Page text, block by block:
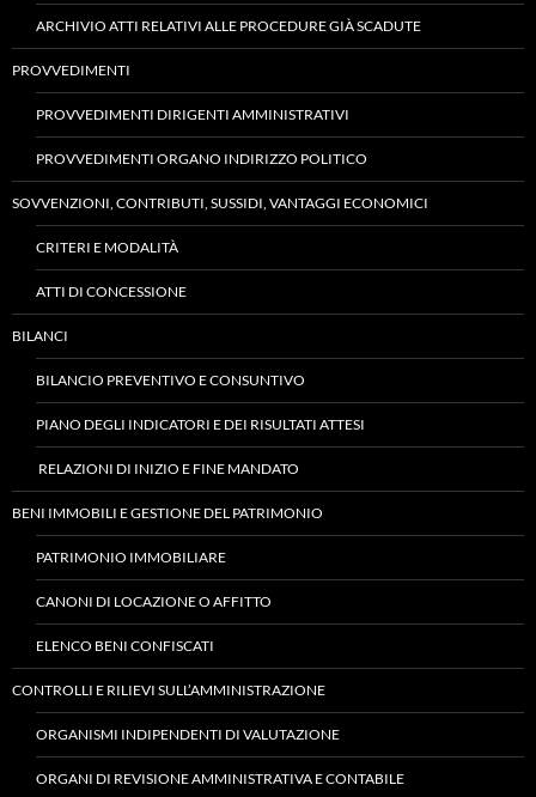
ARCHIVIO ATTI RELATIVI ALLE PROCEDURE GIÀ SCADUTE
PROVVEDIMENTI
PROVVEDIMENTI DIRIGENTI AMMINISTRATIVI
PROVVEDIMENTI ORGANO INDIRIZZO POLITICO
SOVVENZIONI, CONTRIBUTI, SUSSIDI, VANTAGGI ECONOMICI
CRITERI E MODALITÀ
ATTI DI CONCESSIONE
BILANCI
BILANCIO PREVENTIVO E CONSUNTIVO
PIANO DEGLI INDICATORI E DEI RISULTATI ATTESI
RELAZIONI DI INIZIO E FINE MANDATO
BENI IMMOBILI E GESTIONE DEL PATRIMONIO
PATRIMONIO IMMOBILIARE
CANONI DI LOCAZIONE O AFFITTO
ELENCO BENI CONFISCATI
CONTROLLI E RILIEVI SULL’AMMINISTRAZIONE
ORGANISMI INDIPENDENTI DI VALUTAZIONE
ORGANI DI REVISIONE AMMINISTRATIVA E CONTABILE